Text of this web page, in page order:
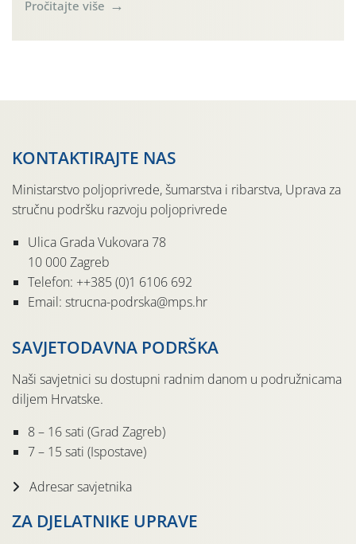
činjenicom da je riječ o mladim nasadima s vrlo malim
Pročitajte više
KONTAKTIRAJTE NAS
Ministarstvo poljoprivrede, šumarstva i ribarstva, Uprava za
stručnu podršku razvoju poljoprivrede
Ulica Grada Vukovara 78
10 000 Zagreb
Telefon: ++385 (0)1 6106 692
Email: strucna-podrska@mps.hr
SAVJETODAVNA PODRŠKA
Naši savjetnici su dostupni radnim danom u podružnicama
diljem Hrvatske.
8 – 16 sati (Grad Zagreb)
7 – 15 sati (Ispostave)
Adresar savjetnika
ZA DJELATNIKE UPRAVE